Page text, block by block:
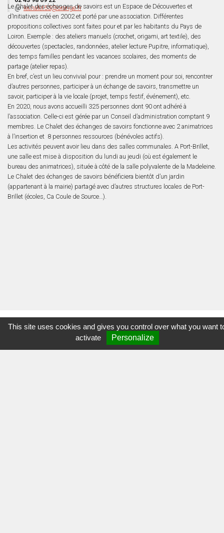
@ lechalet53@orange.fr
Le Chalet des échanges de savoirs est un Espace de Découvertes et
d’Initiatives créé en 2002 et porté par une association. Différentes
propositions collectives sont faites pour et par les habitants du Pays de
Loiron. Exemple : des ateliers manuels (crochet, origami, art textile), des
découvertes (spectacles, randonnées, atelier lecture Pupitre, informatique),
des temps familles pendant les vacances scolaires, des moments de
partage (atelier repas).
En bref, c’est un lieu convivial pour : prendre un moment pour soi, rencontrer
d’autres personnes, participer à un échange de savoirs, transmettre un
savoir, participer à la vie locale (projet, temps festif, événement), etc.
En 2020, nous avons accueilli 325 personnes dont 90 ont adhéré à
l’association. Celle-ci est gérée par un Conseil d’administration comptant 9
membres. Le Chalet des échanges de savoirs fonctionne avec 2 animatrices
à l’insertion et 8 personnes ressources (bénévoles actifs).
Les activités peuvent avoir lieu dans des salles communales. A Port-Brillet,
une salle est mise à disposition du lundi au jeudi (où est également le
bureau des animatrices), située à côté de la salle polyvalente de la Madeleine.
Le Chalet des échanges de savoirs bénéficiera bientôt d’un jardin
(appartenant à la mairie) partagé avec d’autres structures locales de Port-
Brillet (écoles, Ca Coule de Source…).
This site uses cookies and gives you control over what you want
activate
Personalize